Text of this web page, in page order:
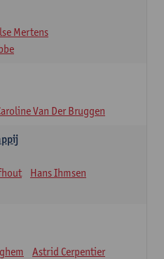
Mertens
Van Der Bruggen
Hans Ihmsen
Astrid Cerpentier